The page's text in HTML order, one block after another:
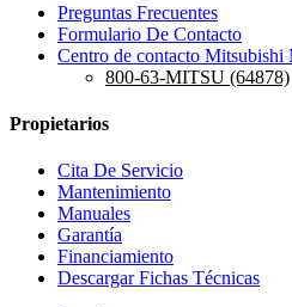
Preguntas Frecuentes
Formulario De Contacto
Centro de contacto
800-63-MITSU (64878)
Propietarios
Cita De Servicio
Mantenimiento
Manuales
Garantía
Financiamiento
Descargar Fichas Técnicas